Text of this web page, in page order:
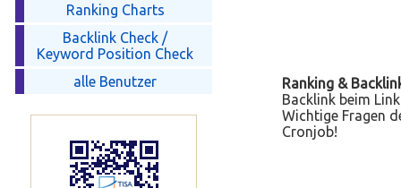
Ranking Charts
Backlink Check /
Keyword Position Check
alle Benutzer
Ranking &
Backlink beim
Wichtige Fragen
Cronjob!